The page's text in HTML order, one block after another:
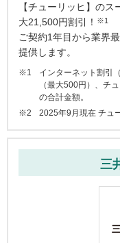
【チューリッヒ】の
大21,500円割引！ ※1
ご契約1年目から業界
提供します。
インターネット割引
（最大500円）、チ
の合計金額。
2025年9月現在 チュ
三